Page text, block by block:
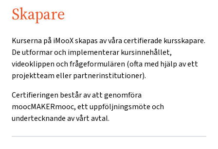
Skapare
Kurserna på iMooX skapas av våra certifierade kursskapare.
De utformar och implementerar kursinnehållet,
videoklippen och frågeformulären (ofta med hjälp av ett
projektteam eller partnerinstitutioner).
Certifieringen består av att genomföra
moocMAKERmooc, ett uppföljningsmöte och
undertecknande av vårt avtal.